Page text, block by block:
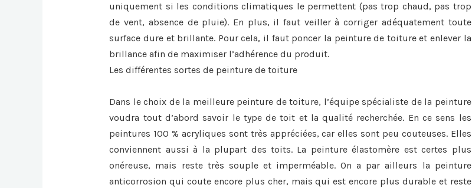
uniquement si les conditions climatiques le permettent (pas trop chaud, pas trop
de vent, absence de pluie). En plus, il faut veiller à corriger adéquatement toute
surface dure et brillante. Pour cela, il faut poncer la peinture de toiture et enlever la
brillance afin de maximiser l’adhérence du produit.
Les différentes sortes de peinture de toiture
Dans le choix de la meilleure peinture de toiture, l’équipe spécialiste de la peinture
voudra tout d’abord savoir le type de toit et la qualité recherchée. En ce sens les
peintures 100 % acryliques sont très appréciées, car elles sont peu couteuses. Elles
conviennent aussi à la plupart des toits. La peinture élastomère est certes plus
onéreuse, mais reste très souple et imperméable. On a par ailleurs la peinture
anticorrosion qui coute encore plus cher, mais qui est encore plus durable et reste